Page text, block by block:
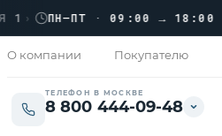
ПН–ПТ · 09:00 → 18:00
О компании Покупателю
ТЕЛЕФОН В МОСКВЕ
8 800 444-09-48